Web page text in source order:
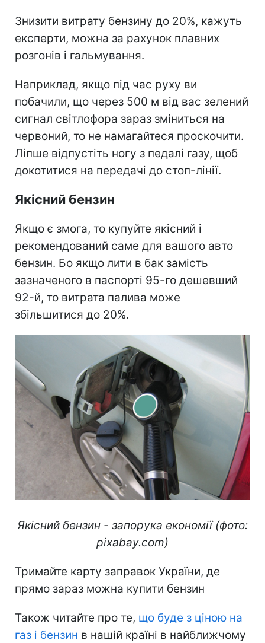
Знизити витрату бензину до 20%, кажуть
експерти, можна за рахунок плавних
розгонів і гальмування.
Наприклад, якщо під час руху ви
побачили, що через 500 м від вас зелений
сигнал світлофора зараз зміниться на
червоний, то не намагайтеся проскочити.
Ліпше відпустіть ногу з педалі газу, щоб
докотитися на передачі до стоп-лінії.
Якісний бензин
Якщо є змога, то купуйте якісний і
рекомендований саме для вашого авто
бензин. Бо якщо лити в бак замість
зазначеного в паспорті 95-го дешевший
92-й, то витрата палива може
збільшитися до 20%.
Якісний бензин - запорука економії (фото:
pixabay.com)
Тримайте карту заправок України, де
прямо зараз можна купити бензин
Також читайте про те, що буде з ціною на
газ і бензин в нашій країні в найближчому